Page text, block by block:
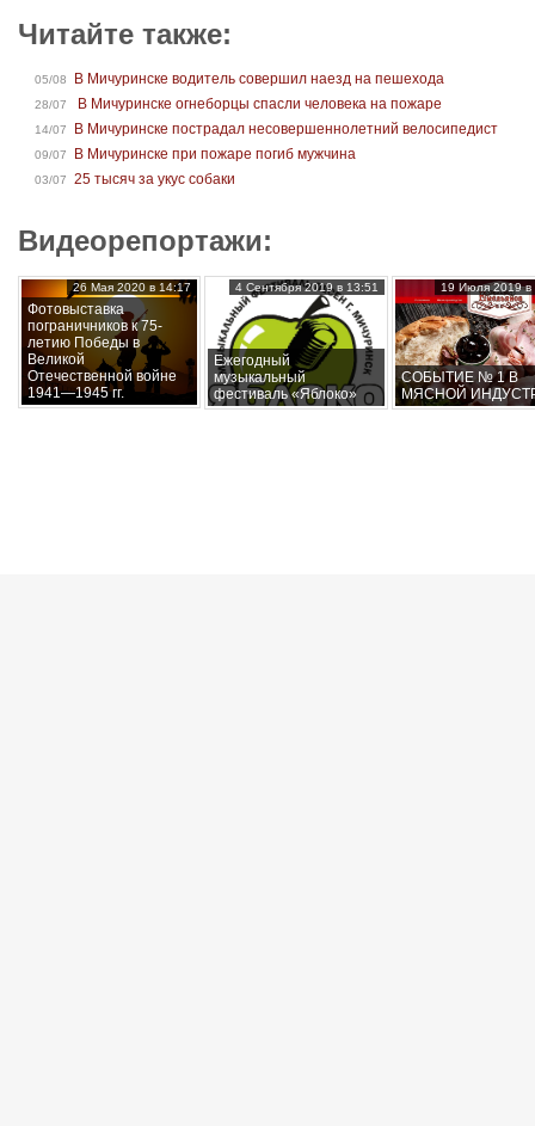
Читайте также:
05/08 В Мичуринске водитель совершил наезд на пешехода
28/07 В Мичуринске огнеборцы спасли человека на пожаре
14/07 В Мичуринске пострадал несовершеннолетний велосипедист
09/07 В Мичуринске при пожаре погиб мужчина
03/07 25 тысяч за укус собаки
Видеорепортажи:
Фотовыставка
пограничников к 75-
летию Победы в
Великой
Отечественной войне
1941—1945 гг.
26 Мая 2020 в 14:17
Ежегодный
музыкальный
фестиваль «Яблоко»
4 Сентября 2019 в 13:51
СОБЫТИЕ № 1 В
МЯСНОЙ
19 Июля 2019 в